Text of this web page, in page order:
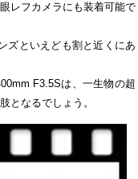
レフカメラにも装着可能で
ズといえども割と近くにあ
F3.5Sは、一生物の超
となるでしょう。